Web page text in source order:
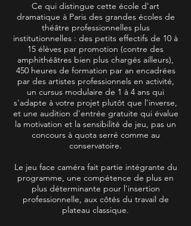
Ce qui distingue cette école d'art
dramatique à Paris des grandes écoles de
théâtre professionnelles plus
institutionnelles : des petits effectifs de 10 à
15 élèves par promotion (contre des
amphithéâtres bien plus chargés ailleurs),
450 heures de formation par an encadrées
par des artistes professionnels en activité,
un cursus modulaire de 1 à 4 ans qui
s'adapte à votre projet plutôt que l'inverse,
et une audition d'entrée gratuite qui évalue
la motivation et la sensibilité de jeu, pas un
concours à quota serré comme au
conservatoire.
Le jeu face caméra fait partie intégrante du
programme, une compétence de plus en
plus déterminante pour l'insertion
professionnelle, aux côtés du travail de
plateau classique.